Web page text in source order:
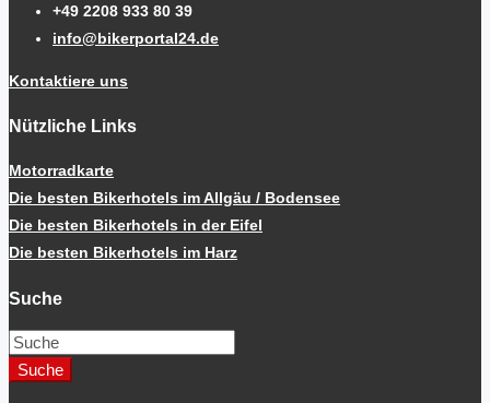
+49 2208 933 80 39
info@bikerportal24.de
Kontaktiere uns
Nützliche Links
Motorradkarte
Die besten Bikerhotels im Allgäu / Bodensee
Die besten Bikerhotels in der Eifel
Die besten Bikerhotels im Harz
Suche
Suche